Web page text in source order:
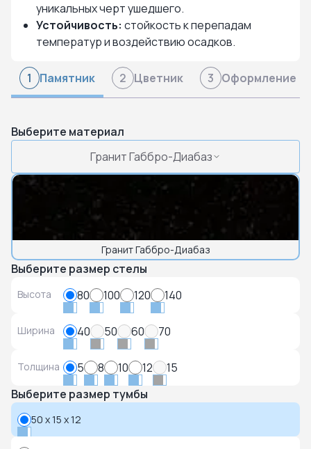
уникальных черт ушедшего.
Устойчивость: стойкость к перепадам
температур и воздействию осадков.
1 Памятник 2 Цветник 3 Оформление
Выберите материал
Гранит Габбро-Диабаз
Гранит Габбро-Диабаз
Выберите размер стелы
Высота 80 100 120 140
Ширина 40 50 60 70
Толщина 5 8 10 12
15
Выберите размер тумбы
50 x 15 x 12